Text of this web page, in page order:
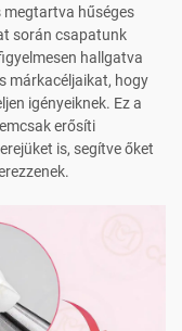
megtartva hűséges
során csapatunk
hallgatva
márkacéljaikat, hogy
igényeiknek. Ez a
erősíti
is, segítve őket